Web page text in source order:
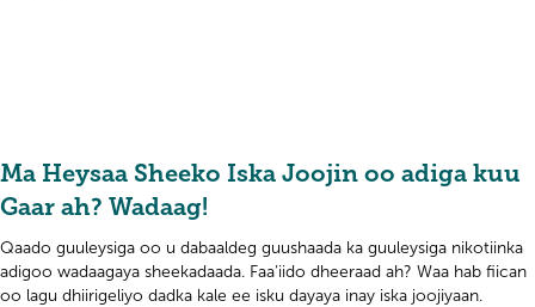
Ma Heysaa Sheeko Iska Joojin oo adiga kuu
Gaar ah? Wadaag!
Qaado guuleysiga oo u dabaaldeg guushaada ka guuleysiga nikotiinka
adigoo wadaagaya sheekadaada. Faa’iido dheeraad ah? Waa hab fiican
oo lagu dhiirigeliyo dadka kale ee isku dayaya inay iska joojiyaan.